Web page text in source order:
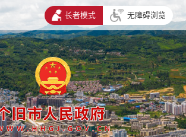
长者模式 无障碍浏览